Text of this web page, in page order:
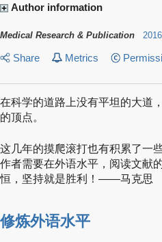
Author information
Medical Research & Publication 2016
Share Metrics
在科学的道路上没有平坦的大道
的顶点。
这几年的摸爬滚打也有积累了一
作者需要在外语水平，阅读文献
恒，坚持就是胜利！——马克思
修炼外语水平